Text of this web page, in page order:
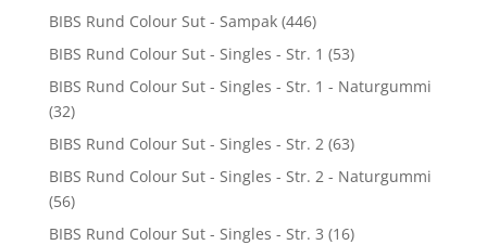
BIBS Rund Colour Sut - Sampak (446)
BIBS Rund Colour Sut - Singles - Str. 1 (53)
BIBS Rund Colour Sut - Singles - Str. 1 - Naturgummi
(32)
BIBS Rund Colour Sut - Singles - Str. 2 (63)
BIBS Rund Colour Sut - Singles - Str. 2 - Naturgummi
(56)
BIBS Rund Colour Sut - Singles - Str. 3 (16)